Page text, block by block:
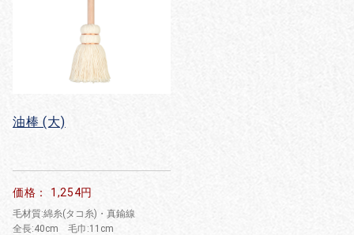
油棒 (大)
価格： 1,254円
毛材質:綿糸(タコ糸)・真鍮線
全長:40cm 毛巾:11cm